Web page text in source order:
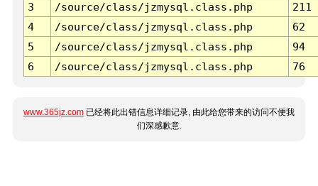
3 /source/class/jzmysql.class.php
211
4
/source/class/jzmysql.class.php
62
5
/source/class/jzmysql.class.php
94
6
/source/class/jzmysql.class.php 76
www.365jz.com 已经将此出错信息详细记录, 由此给您带来的访问不便我
们深感歉意.